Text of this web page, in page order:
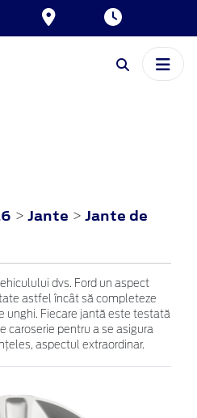
> Jante > Jante de
dvs. Ford un aspect
astfel încât să completeze
unghi. Fiecare jantă este testată
caroserie pentru a se asigura
aspectul extraordinar.